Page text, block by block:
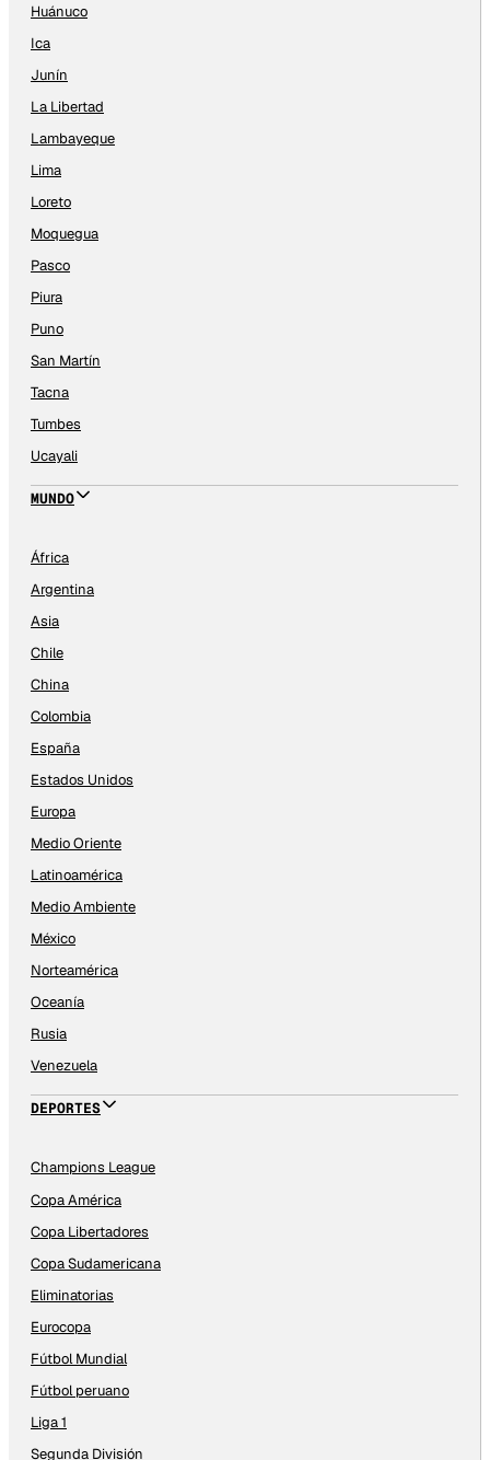
Huánuco
Ica
Junín
La Libertad
Lambayeque
Lima
Loreto
Moquegua
Pasco
Piura
Puno
San Martín
Tacna
Tumbes
Ucayali
MUNDO
África
Argentina
Asia
Chile
China
Colombia
España
Estados Unidos
Europa
Medio Oriente
Latinoamérica
Medio Ambiente
México
Norteamérica
Oceanía
Rusia
Venezuela
DEPORTES
Champions League
Copa América
Copa Libertadores
Copa Sudamericana
Eliminatorias
Eurocopa
Fútbol Mundial
Fútbol peruano
Liga 1
Segunda División